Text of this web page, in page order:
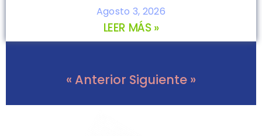
Agosto 3, 2026
LEER MÁS »
« Anterior Siguiente »